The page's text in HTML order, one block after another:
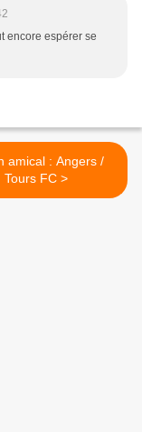
encore espérer se
amical : Angers /
Tours FC >